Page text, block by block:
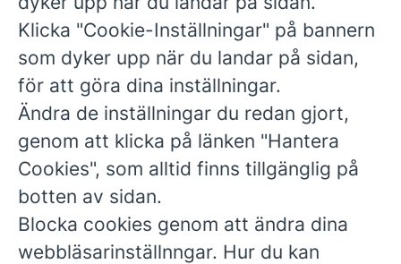
Klicka "Cookie-Inställningar" på bannern
som dyker upp när du landar på sidan,
för att göra dina inställningar.
Ändra de inställningar du redan gjort,
genom att klicka på länken "Hantera
Cookies", som alltid finns tillgänglig på
botten av sidan.
Blocka cookies genom att ändra dina
webbläsarinställnngar. Hur du kan